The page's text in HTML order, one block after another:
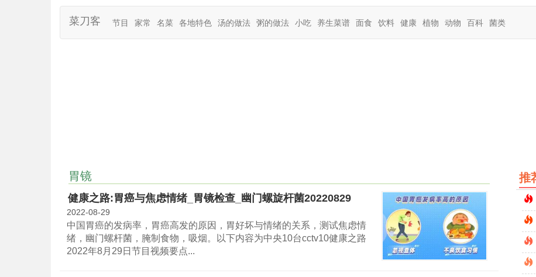
菜刀客 节目 家常 名菜 各地特色 汤的做法 粥的做法 小吃 养生菜谱 面食 饮料 健康 植物 动物 百科 菌类
胃镜
健康之路:胃癌与焦虑情绪_胃镜检查_幽门螺旋杆菌20220829
2022-08-29
中国胃癌的发病率，胃癌高发的原因，胃好坏与情绪的关系，测试焦虑情
绪，幽门螺杆菌，腌制食物，吸烟。以下内容为中央10台cctv10健康之路
2022年8月29日节目视频要点...
推